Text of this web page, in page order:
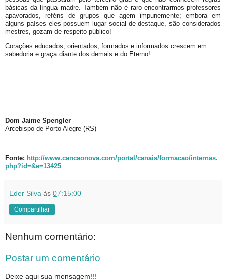
básicas da língua madre. Também não é raro encontrarmos professores
apavorados, reféns de grupos que agem impunemente; embora em
alguns países eles possuem lugar social de destaque, são considerados
mestres, gozam de respeito público!
Corações educados, orientados, formados e informados crescem em
sabedoria e graça diante dos demais e do Eterno!
Dom Jaime Spengler
Arcebispo de Porto Alegre (RS)
Fonte: http://www.cancaonova.com/portal/canais/formacao/internas.
php?id=&e=13425
Eder Silva às 07:15:00
Compartilhar
Nenhum comentário:
Postar um comentário
Deixe aqui sua mensagem!!!